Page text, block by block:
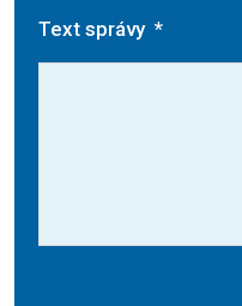
Text správy *